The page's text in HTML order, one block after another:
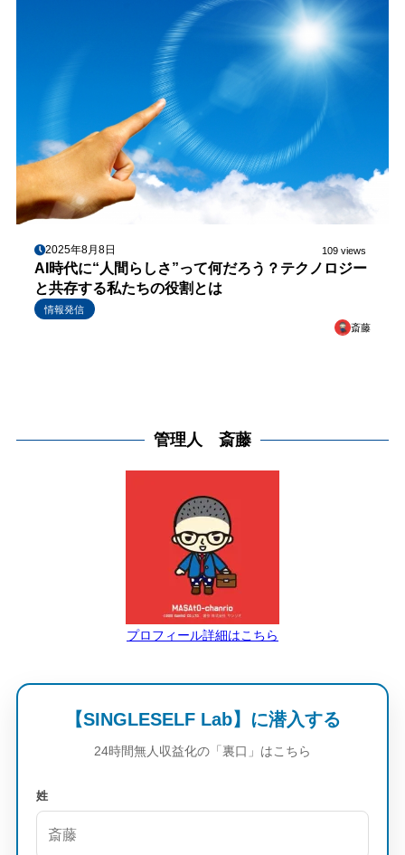
2025年8月8日 109 views
AI時代に“人間らしさ”って何だろう？テクノロジー
と共存する私たちの役割とは
情報発信
斎藤
管理人 斎藤
プロフィール詳細はこちら
【SINGLESELF Lab】に潜入する
24時間無人収益化の「裏口」はこちら
姓